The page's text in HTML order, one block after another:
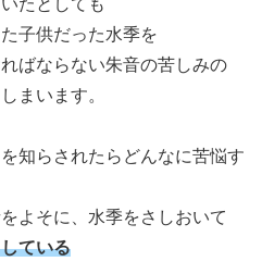
子供だった水季を
ばならない朱音の苦しみの
まいます。
を知らされたらどんなに苦悩す
よそに、水季をさしおいて
ている